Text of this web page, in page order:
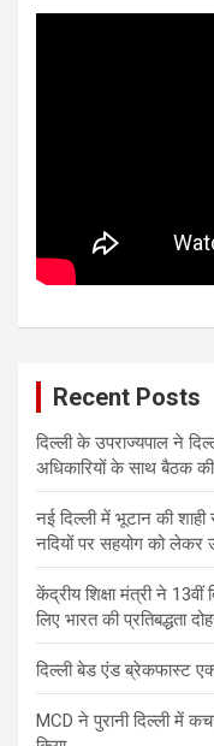
Recent Posts
दिल्ली के उपराज्यपाल ने
अधिकारियों के साथ बैठक की
नई दिल्ली में भूटान की
नदियों पर सहयोग को लेकर
केंद्रीय शिक्षा मंत्री ने
लिए भारत की प्रतिबद्धता
दिल्ली बेड एंड ब्रेकफास्ट
MCD ने पुरानी दिल्ली में